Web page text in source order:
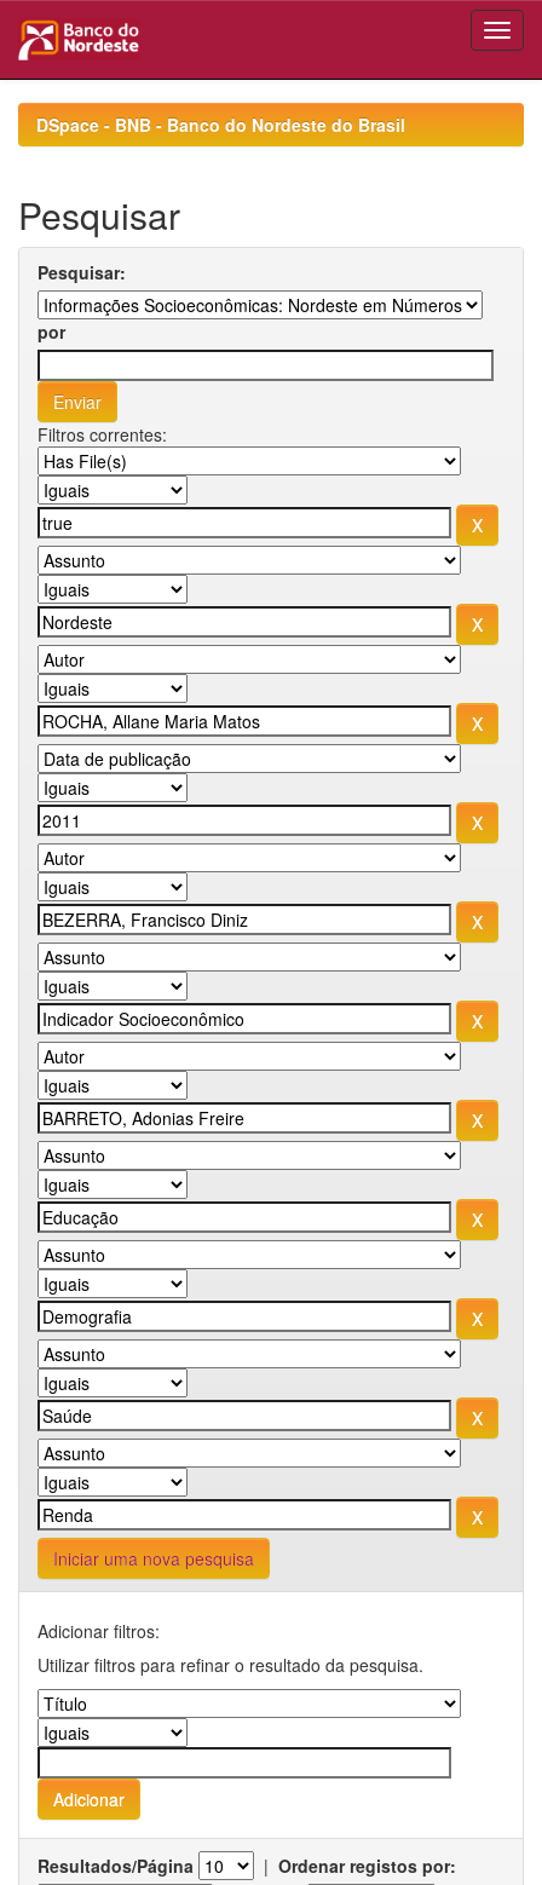
navigationDSpace - BNB - Banco do Nordeste do Brasil
Pesquisar
Pesquisar:
por
Filtros correntes:
Iniciar uma nova pesquisa
Adicionar filtros:
Utilizar filtros para refinar o resultado da pesquisa.
Resultados/Página | Ordenar registos por: